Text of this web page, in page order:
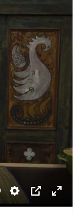
Settings